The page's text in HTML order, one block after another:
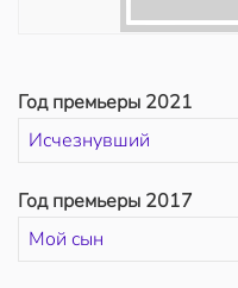
Год премьеры 2021
Исчезнувший
Год премьеры 2017
Мой сын